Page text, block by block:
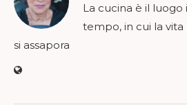
La cucina è il luogo
tempo, in cui la
si assapora